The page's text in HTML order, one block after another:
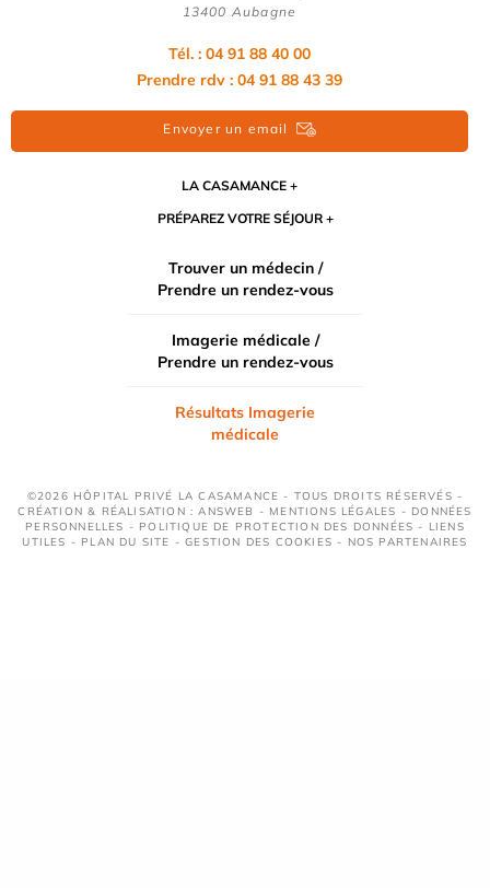
13400 Aubagne
Tél. : 04 91 88 40 00
Prendre rdv : 04 91 88 43 39
Envoyer un email
LA CASAMANCE
PRÉPAREZ VOTRE SÉJOUR
Trouver un médecin /
Prendre un rendez-vous
Imagerie médicale /
Prendre un rendez-vous
Résultats Imagerie
médicale
©2026 HÔPITAL PRIVÉ LA CASAMANCE - TOUS DROITS RÉSERVÉS -
CRÉATION & RÉALISATION : ANSWEB - MENTIONS LÉGALES - DONNÉES
PERSONNELLES - POLITIQUE DE PROTECTION DES DONNÉES - LIENS
UTILES - PLAN DU SITE -GESTION DES COOKIES - NOS PARTENAIRES